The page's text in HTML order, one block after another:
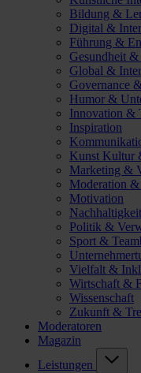
Bildung &
Digital &
Führung &
Gesundheit
Global &
Governance
Humor &
Innovation &
Inspiration
Kunst Kultur
Marketing &
Moderation &
Motivation
Politik &
Sport &
Vielfalt &
Wirtschaft &
Wissenschaft
Zukunft &
Moderatoren
Magazin
Leistungen